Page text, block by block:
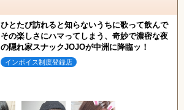
ひとたび訪れると知らないうちに歌って飲んで
その楽しさにハマってしまう、奇妙で濃密な夜
の隠れ家スナックJOJOが中洲に降臨ッ！
インボイス制度登録店